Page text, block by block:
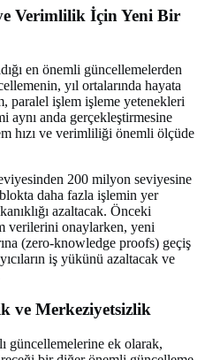
Verimlilik İçin Yeni Bir
en önemli güncellemelerden
yıl ortalarında hayata
paralel işlem işleme yetenekleri
aynı anda gerçekleştirmesine
hızı ve verimliliği önemli ölçüde
200 milyon seviyesine
daha fazla işlemin yer
azaltacak. Önceki
verilerini onaylarken, yeni
(zero-knowledge proofs) geçiş
iş yükünü azaltacak ve
ve Merkeziyetsizlik
güncellemelerine ek olarak,